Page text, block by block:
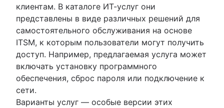
клиентам. В каталоге ИТ-услуг они
представлены в виде различных решений для
самостоятельного обслуживания на основе
ITSM, к которым пользователи могут получить
доступ. Например, предлагаемая услуга может
включать установку программного
обеспечения, сброс пароля или подключение к
сети.
Варианты услуг — особые версии этих